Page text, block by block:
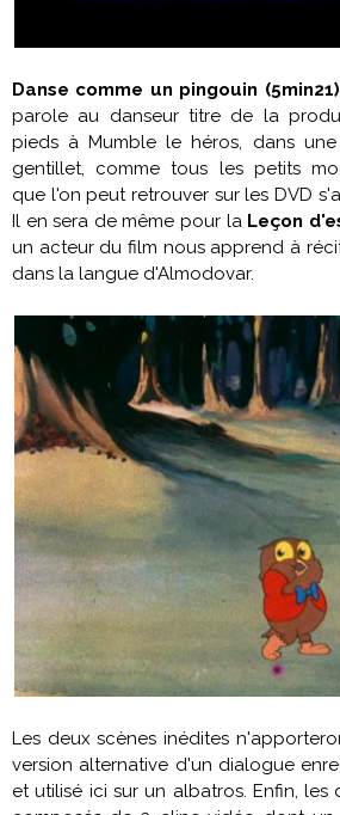
Danse comme un pingouin (5min21)
parole au danseur titre de la
pieds à Mumble le héros, dans
gentillet, comme tous les petits
que l'on peut retrouver sur les DVD
Il en sera de même pour la Leçon
un acteur du film nous apprend à
dans la langue d'Almodovar.
Les deux scènes inédites
version alternative d'un dialogue
et utilisé ici sur un albatros. Enfin, les